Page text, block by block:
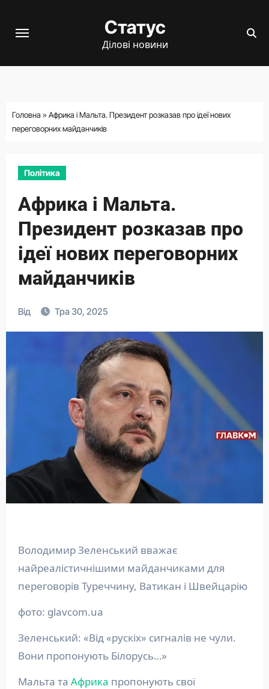
Статус
Ділові новини
Головна » Африка і Мальта. Президент розказав про ідеї нових
переговорних майданчиків
Політика
Африка і Мальта.
Президент розказав про
ідеї нових переговорних
майданчиків
Від Тра 30, 2025
Володимир Зеленський вважає
найреалістичнішими майданчиками для
переговорів Туреччину, Ватикан і Швейцарію
фото: glavcom.ua
Зеленський: «Від «рускіх» сигналів не чули.
Вони пропонують Білорусь…»
Мальта та Африка пропонують свої